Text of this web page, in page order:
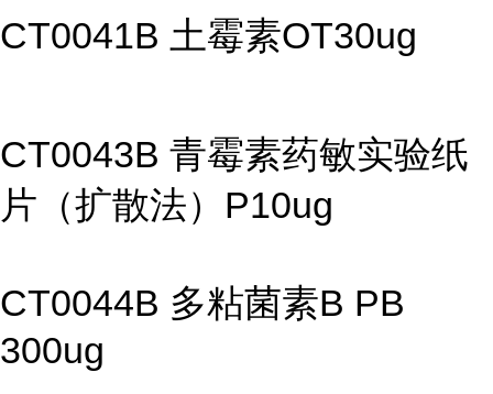
CT0041B 土霉素OT30ug
CT0043B 青霉素药敏实验纸
片（扩散法）P10ug
CT0044B 多粘菌素B PB
300ug